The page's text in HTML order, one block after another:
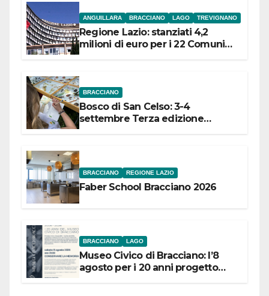
ANGUILLARA BRACCIANO LAGO TREVIGNANO
Regione Lazio: stanziati 4,2
milioni di euro per i 22 Comuni
BRACCIANO
Bosco di San Celso: 3-4
settembre Terza edizione
BRACCIANO REGIONE LAZIO
Faber School Bracciano 2026
BRACCIANO LAGO
Museo Civico di Bracciano: l’8
agosto per i 20 anni progetto